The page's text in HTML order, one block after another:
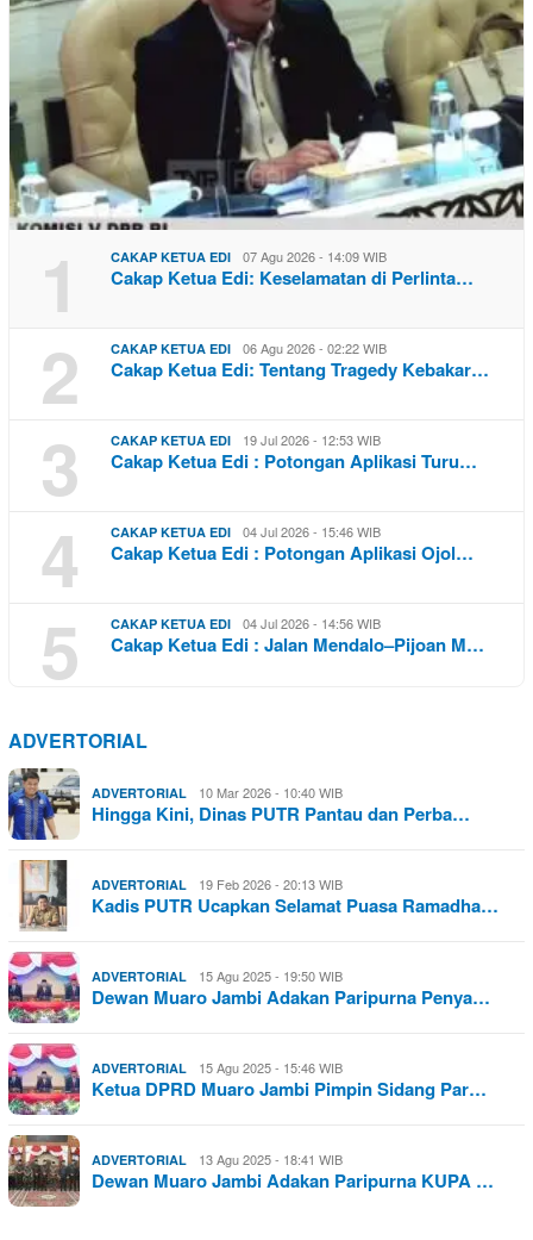
1 CAKAP KETUA EDI 07 Agu 2026 - 14:09 WIB
Cakap Ketua Edi: Keselamatan di Perlinta…
2 CAKAP KETUA EDI 06 Agu 2026 - 02:22 WIB
Cakap Ketua Edi: Tentang Tragedy Kebakar…
3 CAKAP KETUA EDI 19 Jul 2026 - 12:53 WIB
Cakap Ketua Edi : Potongan Aplikasi Turu…
4 CAKAP KETUA EDI 04 Jul 2026 - 15:46 WIB
Cakap Ketua Edi : Potongan Aplikasi Ojol…
5 CAKAP KETUA EDI 04 Jul 2026 - 14:56 WIB
Cakap Ketua Edi : Jalan Mendalo–Pijoan M…
ADVERTORIAL
ADVERTORIAL 10 Mar 2026 - 10:40 WIB
Hingga Kini, Dinas PUTR Pantau dan Perba…
ADVERTORIAL 19 Feb 2026 - 20:13 WIB
Kadis PUTR Ucapkan Selamat Puasa Ramadha…
ADVERTORIAL 15 Agu 2025 - 19:50 WIB
Dewan Muaro Jambi Adakan Paripurna Penya…
ADVERTORIAL 15 Agu 2025 - 15:46 WIB
Ketua DPRD Muaro Jambi Pimpin Sidang Par…
ADVERTORIAL 13 Agu 2025 - 18:41 WIB
Dewan Muaro Jambi Adakan Paripurna KUPA …